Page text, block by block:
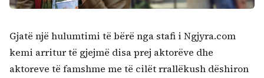
Gjatë një hulumtimi të bërë nga stafi i Ngjyra.com
kemi arritur të gjejmë disa prej aktorëve dhe
aktoreve të famshme me të cilët rrallëkush dëshiron